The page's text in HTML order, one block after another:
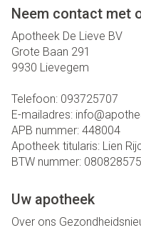
Neem contact met
Apotheek De Lieve BV
Grote Baan 291
9930 Lievegem
Telefoon: 093725707
E-mailadres: info@
APB nummer: 448004
Apotheek titularis: Lien
BTW nummer:
Uw apotheek
Over ons